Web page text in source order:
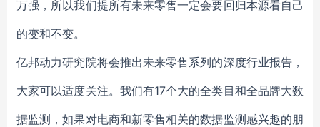
万强，所以我们提所有未来零售一定会要回归本源看自己
的变和不变。
亿邦动力研究院将会推出未来零售系列的深度行业报告，
大家可以适度关注。我们有17个大的全类目和全品牌大数
据监测，如果对电商和新零售相关的数据监测感兴趣的朋